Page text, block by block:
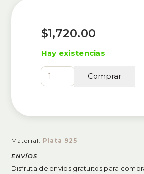
$1,720.00
Hay existencias
Aros
Atenas
Comprar
Material: Plata 925
ENVÍOS
Disfruta de envíos gratuitos para